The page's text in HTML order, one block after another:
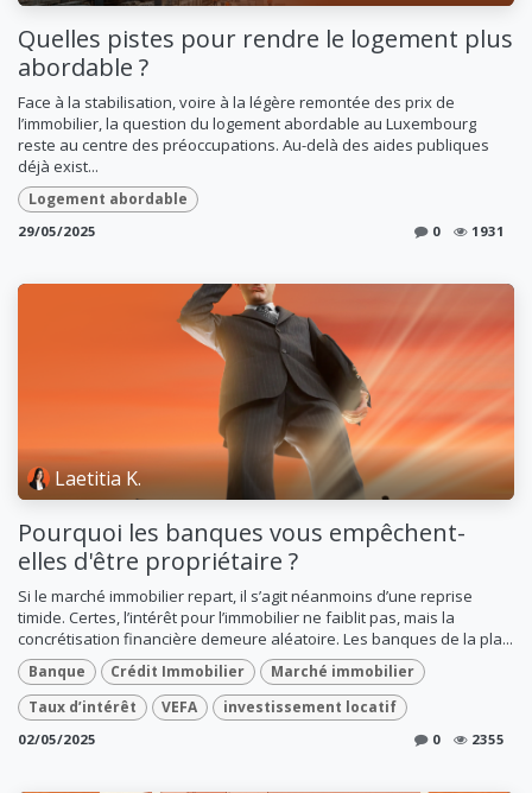
Quelles pistes pour rendre le logement plus
abordable ?
Face à la stabilisation, voire à la légère remontée des prix de
l’immobilier, la question du logement abordable au Luxembourg
reste au centre des préoccupations. Au-delà des aides publiques
déjà exist...
Logement abordable
29/05/2025 0 1931
Laetitia K.
Pourquoi les banques vous empêchent-
elles d'être propriétaire ?
Si le marché immobilier repart, il s’agit néanmoins d’une reprise
timide. Certes, l’intérêt pour l’immobilier ne faiblit pas, mais la
concrétisation financière demeure aléatoire. Les banques de la pla...
Banque Crédit Immobilier
Marché immobilier
Taux d’intérêt
VEFA investissement locatif
02/05/2025 0 2355